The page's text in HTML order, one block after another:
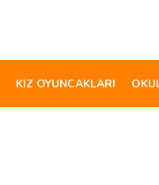
KIZ OYUNCAKLARI